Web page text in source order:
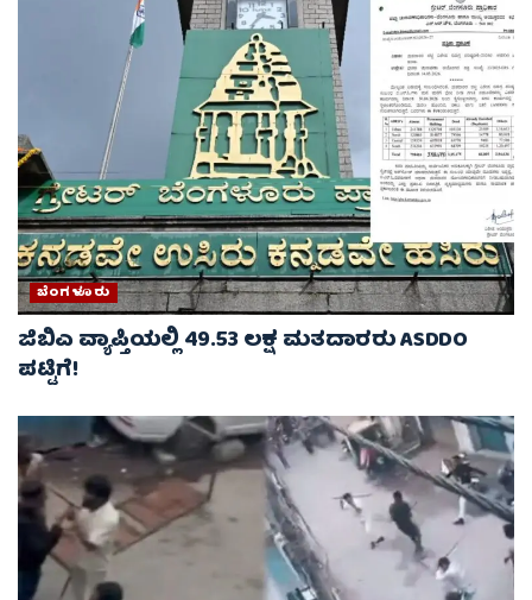
ಬೆಂಗಳೂರು
ಜಿಬಿಎ ವ್ಯಾಪ್ತಿಯಲ್ಲಿ 49.53 ಲಕ್ಷ ಮತದಾರರು ASDDO
ಪಟ್ಟಿಗೆ!